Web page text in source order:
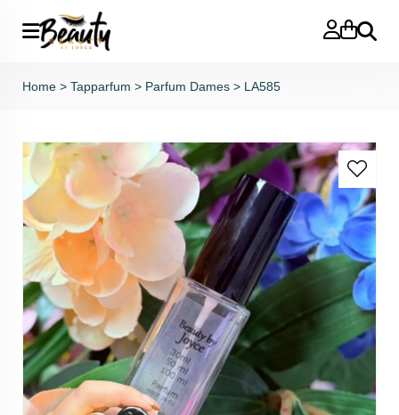
Zoeken
Home > Tapparfum > Parfum Dames > LA585